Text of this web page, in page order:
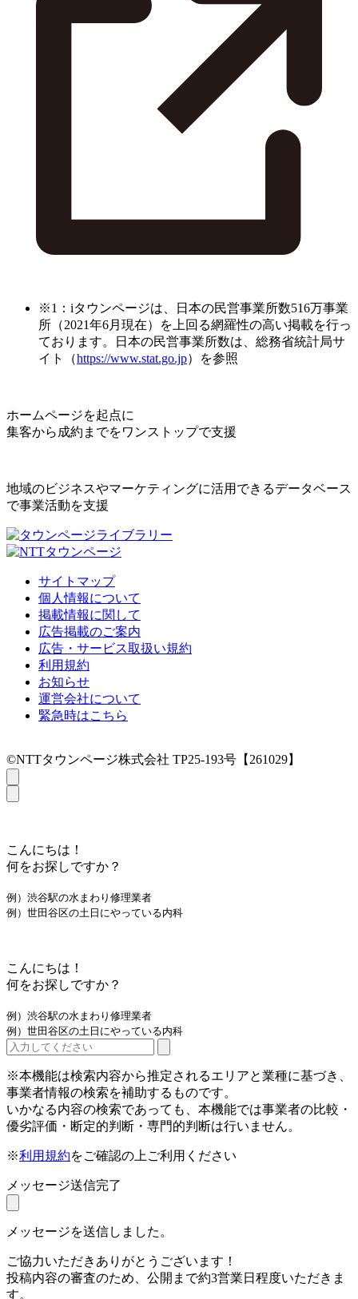
※1：iタウンページは、日本の民営事業所数516万事業
所（2021年6月現在）を上回る網羅性の高い掲載を行っ
ております。日本の民営事業所数は、総務省統計局サ
イト（https://www.stat.go.jp）を参照
ホームページを起点に
集客から成約までをワンストップで支援
地域のビジネスやマーケティングに活用できるデータベース
で事業活動を支援
サイトマップ
個人情報について
掲載情報に関して
広告掲載のご案内
広告・サービス取扱い規約
利用規約
お知らせ
運営会社について
緊急時はこちら
©NTTタウンページ株式会社 TP25-193号【261029】
こんにちは！
何をお探しですか？
例）渋谷駅の水まわり修理業者
例）世田谷区の土日にやっている内科
こんにちは！
何をお探しですか？
例）渋谷駅の水まわり修理業者
例）世田谷区の土日にやっている内科
※本機能は検索内容から推定されるエリアと業種に基づき、
事業者情報の検索を補助するものです。
いかなる内容の検索であっても、本機能では事業者の比較・
優劣評価・断定的判断・専門的判断は行いません。
※利用規約をご確認の上ご利用ください
メッセージ送信完了
メッセージを送信しました。
ご協力いただきありがとうございます！
投稿内容の審査のため、公開まで約3営業日程度いただきま
す。